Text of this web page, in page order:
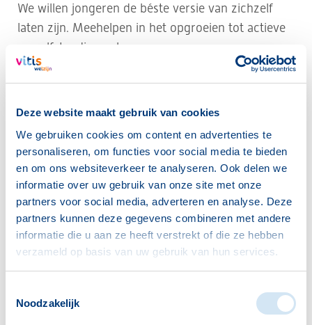
Deze website maakt gebruik van cookies
We gebruiken cookies om content en advertenties te
personaliseren, om functies voor social media te bieden
en om ons websiteverkeer te analyseren. Ook delen we
informatie over uw gebruik van onze site met onze
partners voor social media, adverteren en analyse. Deze
partners kunnen deze gegevens combineren met andere
informatie die u aan ze heeft verstrekt of die ze hebben
verzameld op basis van uw gebruik van hun services.
Noodzakelijk
We willen jongeren de béste versie van zichzelf
laten zijn. Meehelpen in het opgroeien tot actieve
en zelfstandige volwassenen.
Jongerenwerker inPoeldijkis Richard
Noordervliet.
Klik hier voor zijn eigen pagina.
Wijkcentrum
Het Wijkcentrum is dé plek voor advies, informatie
en vrijwilligerswerk. Wij denken met u mee en
zoeken samen naar een antwoord op uw vraag.
doet zelf wat u kunt en als u het niet zelf kunt,